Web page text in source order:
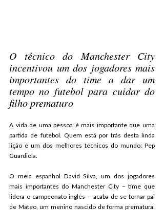
O técnico do Manchester City
incentivou um dos jogadores mais
importantes do time a dar um
tempo no futebol para cuidar do
filho prematuro
A vida de uma pessoa é mais importante que uma
partida de futebol. Quem está por trás desta linda
lição é um dos melhores técnicos do mundo: Pep
Guardiola.
O meia espanhol David Silva, um dos jogadores
mais importantes do Manchester City – time que
lidera o campeonato inglês – acaba de se tornar pai
de Mateo, um menino nascido de forma prematura.